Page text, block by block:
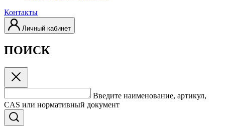
Контакты
Личный кабинет
ПОИСК
Введите наименование, артикул,
CAS или нормативный документ